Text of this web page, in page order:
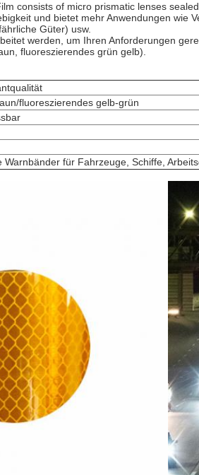
consists of micro prismatic lenses
und bietet mehr Anwendungen
Güter) usw.
werden, um Ihren Anforderungen
fluoreszierendes grün gelb).
fluoreszierendes gelb-grün
für Fahrzeuge, Schiffe,